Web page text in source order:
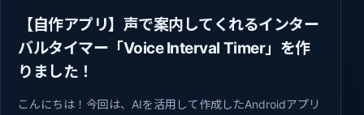
【自作アプリ】声で案内してくれるインター
バルタイマー「Voice Interval Timer」を作
りました！
こんにちは！今回は、AIを活用して作成したAndroidアプリ